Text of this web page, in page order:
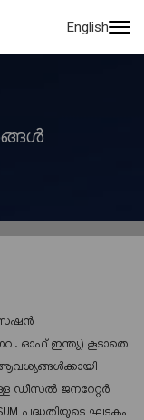
English
ഓഫ് ഇന്ത്യ) കൂടാതെ
ഡീസൽ ജനറേറ്റർ
പദ്ധതിയുടെ ഘടകം